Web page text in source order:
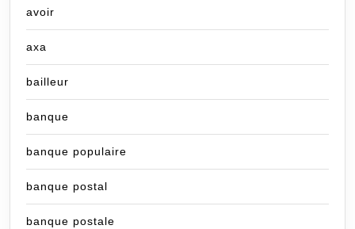
avoir
axa
bailleur
banque
banque populaire
banque postal
banque postale